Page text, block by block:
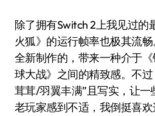
除了拥有Switch 2上我见过的
火狐》的运行帧率也极其流
全新制作的，带来一种介于
球大战》之间的精致感。不
茸茸/羽翼丰满”且写实，让
老玩家感到不适，我倒挺喜